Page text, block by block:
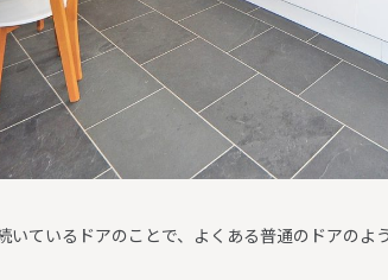
いているドアのことで、よくある普通のドアの